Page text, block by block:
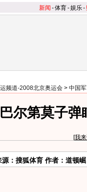
新闻 -体育-娱乐-
频道-2008北京奥运会 > 中国
尔第莫子弹
[我
源：搜狐体育 作者：道顿崛